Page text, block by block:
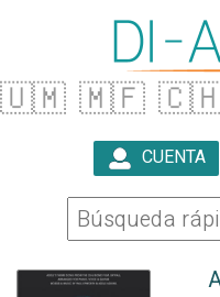
🇺🇲 🇲🇫
CUENTA